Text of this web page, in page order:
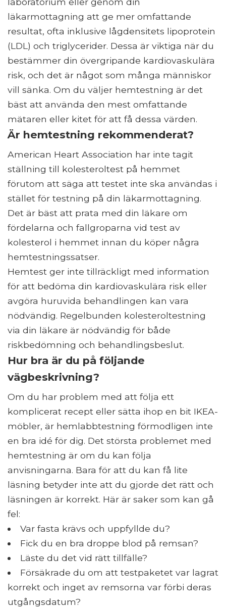
läkarmottagning att ge mer omfattande
resultat, ofta inklusive lågdensitets lipoprotein
(LDL) och triglycerider. Dessa är viktiga när du
bestämmer din övergripande kardiovaskulära
risk, och det är något som många människor
vill sänka. Om du väljer hemtestning är det
bäst att använda den mest omfattande
mätaren eller kitet för att få dessa värden.
Är hemtestning rekommenderat?
American Heart Association har inte tagit
ställning till kolesteroltest på hemmet
förutom att säga att testet inte ska användas i
stället för testning på din läkarmottagning.
Det är bäst att prata med din läkare om
fördelarna och fallgroparna vid test av
kolesterol i hemmet innan du köper några
hemtestningssatser.
Hemtest ger inte tillräckligt med information
för att bedöma din kardiovaskulära risk eller
avgöra huruvida behandlingen kan vara
nödvändig. Regelbunden kolesteroltestning
via din läkare är nödvändig för både
riskbedömning och behandlingsbeslut.
Hur bra är du på följande
vägbeskrivning?
Om du har problem med att följa ett
komplicerat recept eller sätta ihop en bit IKEA-
möbler, är hemlabbtestning förmodligen inte
en bra idé för dig. Det största problemet med
hemtestning är om du kan följa
anvisningarna. Bara för att du kan få lite
läsning betyder inte att du gjorde det rätt och
läsningen är korrekt. Här är saker som kan gå
fel:
Var fasta krävs och uppfyllde du?
Fick du en bra droppe blod på remsan?
Läste du det vid rätt tillfälle?
Försäkrade du om att testpaketet var lagrat
korrekt och inget av remsorna var förbi deras
utgångsdatum?